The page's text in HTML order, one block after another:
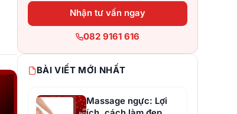
Nhận tư vấn ngay
082 9161 616
BÀI VIẾT MỚI NHẤT
Massage ngực: Lợi